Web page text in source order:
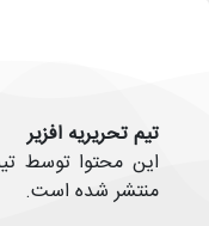
تیم تحریریه افزیر
این محتوا توسط
منتشر شده است.